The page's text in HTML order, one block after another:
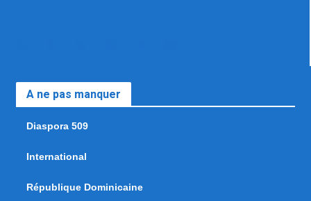
A ne pas manquer
Diaspora 509
International
République Dominicaine